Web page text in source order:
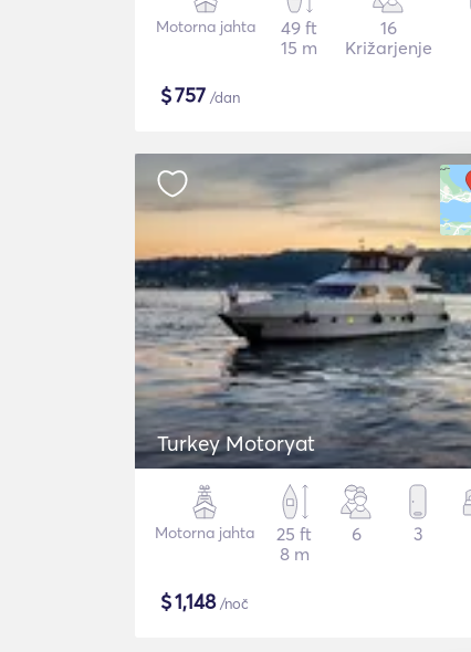
Motorna jahta
49 ft
15 m
16
Križarjenje
$757 /dan
Turkey Motoryat
Motorna jahta
25 ft
8 m
6 3
$1,148/noč